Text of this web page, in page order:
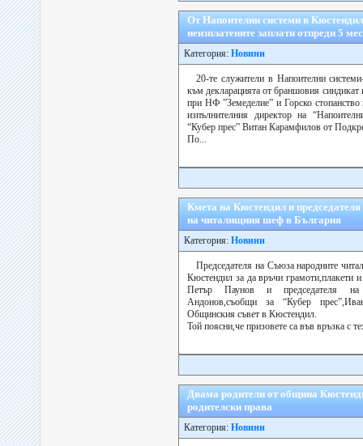
От Напоителни системи в
неизплатените заплати отпреди 5
Категория: Новини
20-те служители в Напоителни
към декларацията от браншовия
при НФ ”Земеделие” и Горско
изпълнителния директор на
“Кубер прес” Витан Карамфилов от
По...
Кмета на Кюстендил и
на читалищния шеф в България
Категория: Новини
Председателя на Съюза народните
Кюстендил за да връчи грамоти,плакети
Петър Паунов и председателя
Андонов,съобщи за “Кубер
Общинския съвет в Кюстендил.
Той поясни,че призовете са във връзка с
Двама родители от община
родителски права
Категория: Новини